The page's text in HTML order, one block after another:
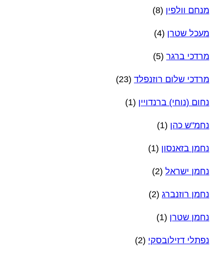
מנחם וולפין (8)
מעכל שטרן (4)
מרדכי ברגר (5)
מרדכי שלום רוזנפלד (23)
נחום (נוחי) ברנדויין (1)
נחמ"ש כהן (1)
נחמן בזאנסון (1)
נחמן ישראל (2)
נחמן רוזנברג (2)
נחמן שטרן (1)
נפתלי דזילובסקי (2)